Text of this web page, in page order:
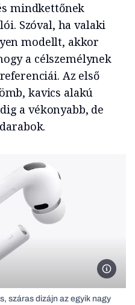
mindkettőnek
Szóval, ha valaki
modellt, akkor
a célszemélynek
Az első
kavics alakú
a vékonyabb, de
Apple
száras dizájn az egyik nagy